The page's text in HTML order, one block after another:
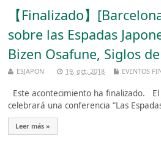
【Finalizado】
sobre las Espadas
Bizen Osafune, Siglos
ESJAPON 19, oct, 2018 EVENTOS
Este acontecimiento ha finalizado.
celebrará una conferencia “Las
Leer más »